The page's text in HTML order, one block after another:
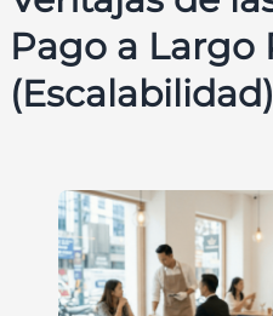
Pago a Largo
(Escalabilidad)